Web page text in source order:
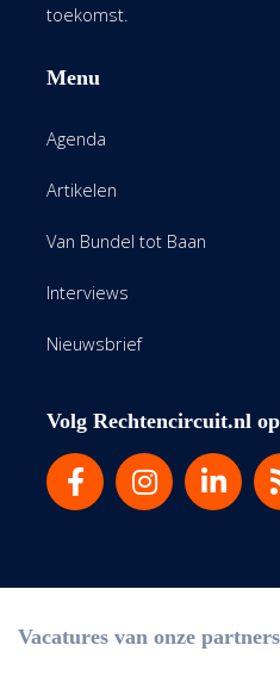
toekomst.
Menu
Agenda
Artikelen
Van Bundel tot Baan
Interviews
Nieuwsbrief
Volg Rechtencircuit.nl
Vacatures van onze partners